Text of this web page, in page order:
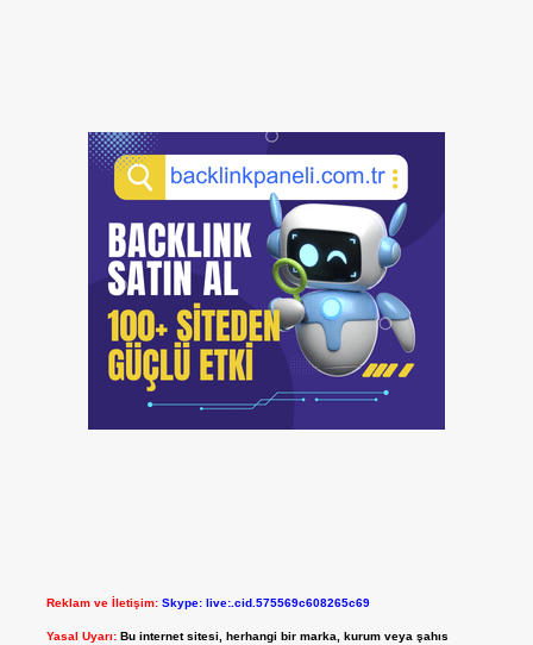
Reklam ve İletişim: Skype: live:.cid.575569c608265c69
Yasal Uyarı: Bu internet sitesi, herhangi bir marka, kurum veya şahıs